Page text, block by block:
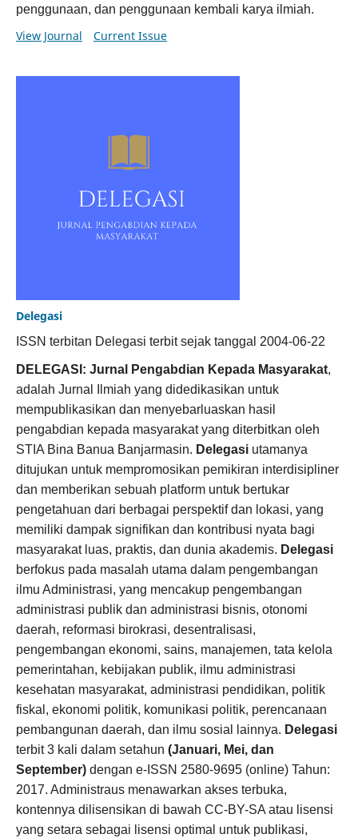
penggunaan, dan penggunaan kembali karya ilmiah.
View Journal Current Issue
Delegasi
ISSN terbitan Delegasi terbit sejak tanggal 2004-06-22
DELEGASI: Jurnal Pengabdian Kepada Masyarakat,
adalah Jurnal Ilmiah yang didedikasikan untuk
mempublikasikan dan menyebarluaskan hasil
pengabdian kepada masyarakat yang diterbitkan oleh
STIA Bina Banua Banjarmasin. Delegasiutamanya
ditujukan untuk mempromosikan pemikiran interdisipliner
dan memberikan sebuah platform untuk bertukar
pengetahuan dari berbagai perspektif dan lokasi, yang
memiliki dampak signifikan dan kontribusi nyata bagi
masyarakat luas, praktis, dan dunia akademis. Delegasi
berfokus pada masalah utama dalam pengembangan
ilmu Administrasi, yang mencakup pengembangan
administrasi publik dan administrasi bisnis, otonomi
daerah, reformasi birokrasi, desentralisasi,
pengembangan ekonomi, sains, manajemen, tata kelola
pemerintahan, kebijakan publik, ilmu administrasi
kesehatan masyarakat, administrasi pendidikan, politik
fiskal, ekonomi politik, komunikasi politik, perencanaan
pembangunan daerah, dan ilmu sosial lainnya. Delegasi
terbit 3 kali dalam setahun (Januari, Mei, dan
September)dengan e-ISSN 2580-9695 (online) Tahun:
2017. Administraus menawarkan akses terbuka,
kontennya dilisensikan di bawah CC-BY-SA atau lisensi
yang setara sebagai lisensi optimal untuk publikasi,